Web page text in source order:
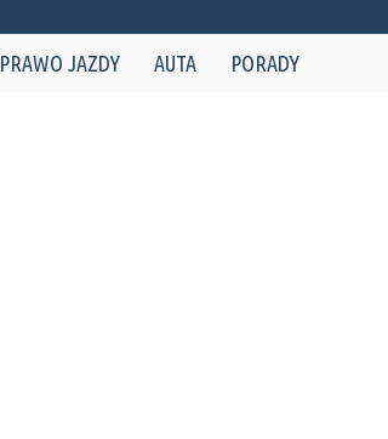
PRAWO JAZDY AUTA PORADY